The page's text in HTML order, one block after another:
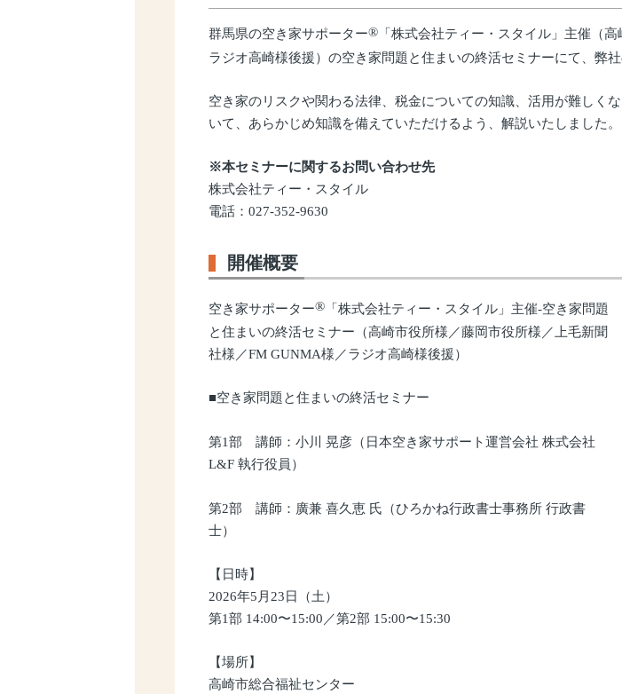
群馬県の空き家サポーター® 「株式会社ティー・スタイル」主催（
ラジオ高崎様後援）の空き家問題と住まいの終活セミナーにて、弊
空き家のリスクや関わる法律、税金についての知識、活用が難しく
いて、あらかじめ知識を備えていただけるよう、解説いたしました。
※本セミナーに関するお問い合わせ先
株式会社ティー・スタイル
電話：027-352-9630
開催概要
空き家サポーター® 「株式会社ティー・スタイル」主催-空き家問題
と住まいの終活セミナー（高崎市役所様／藤岡市役所様／上毛新聞
社様／FM GUNMA様／ラジオ高崎様後援）
■空き家問題と住まいの終活セミナー
第1部 講師：小川 晃彦（日本空き家サポート運営会社 株式会社
L&F 執行役員）
第2部 講師：廣兼 喜久恵 氏（ひろかね行政書士事務所 行政書
士）
【日時】
2026年5月23日（土）
第1部 14:00〜15:00／第2部 15:00〜15:30
【場所】
高崎市総合福祉センター